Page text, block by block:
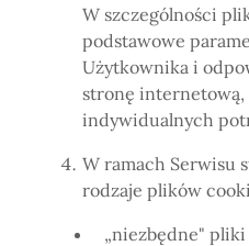
W szczególności
podstawowe
Użytkownika i
stronę internetową,
indywidualnych
W ramach Serwisu
rodzaje plików
„niezbędne"